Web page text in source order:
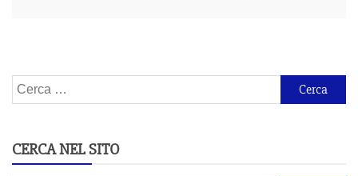
Ricerca
per:
CERCA NEL SITO